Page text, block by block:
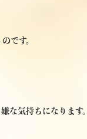
です。
な気持ちになります。